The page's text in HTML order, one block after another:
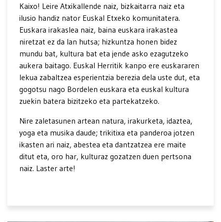
Kaixo! Leire Atxikallende naiz, bizkaitarra naiz eta
ilusio handiz nator Euskal Etxeko komunitatera.
Euskara irakaslea naiz, baina euskara irakastea
niretzat ez da lan hutsa; hizkuntza honen bidez
mundu bat, kultura bat eta jende asko ezagutzeko
aukera baitago. Euskal Herritik kanpo ere euskararen
lekua zabaltzea esperientzia berezia dela uste dut, eta
gogotsu nago Bordelen euskara eta euskal kultura
zuekin batera bizitzeko eta partekatzeko.
Nire zaletasunen artean natura, irakurketa, idaztea,
yoga eta musika daude; trikitixa eta panderoa jotzen
ikasten ari naiz, abestea eta dantzatzea ere maite
ditut eta, oro har, kulturaz gozatzen duen pertsona
naiz. Laster arte!